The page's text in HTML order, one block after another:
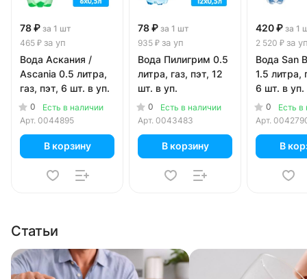
78 ₽ за 1 шт
465 ₽ за уп
Вода Аскания /
Ascania 0.5 литра,
газ, пэт, 6 шт. в уп.
0
Есть в наличии
Арт. 0044895
В корзину
78 ₽ за 1 шт
935 ₽ за уп
Вода Пилигрим 0.5
литра, газ, пэт, 12
шт. в уп.
0
Есть в наличии
Арт. 0043483
В корзину
420 ₽ за 1
2 520 ₽ за
Вода San
1.5 литра,
6 шт. в уп.
0
Есть в
Арт.
В
Статьи